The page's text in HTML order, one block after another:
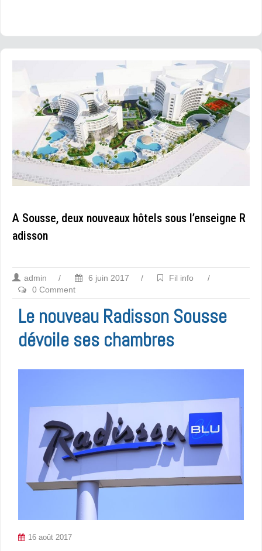
A Sousse, deux nouveaux hôtels sous l’enseigne R
adisson
admin / 6 juin 2017 / Fil info
/
0 Comment
Le nouveau Radisson Sousse
dévoile ses chambres
16 août 2017